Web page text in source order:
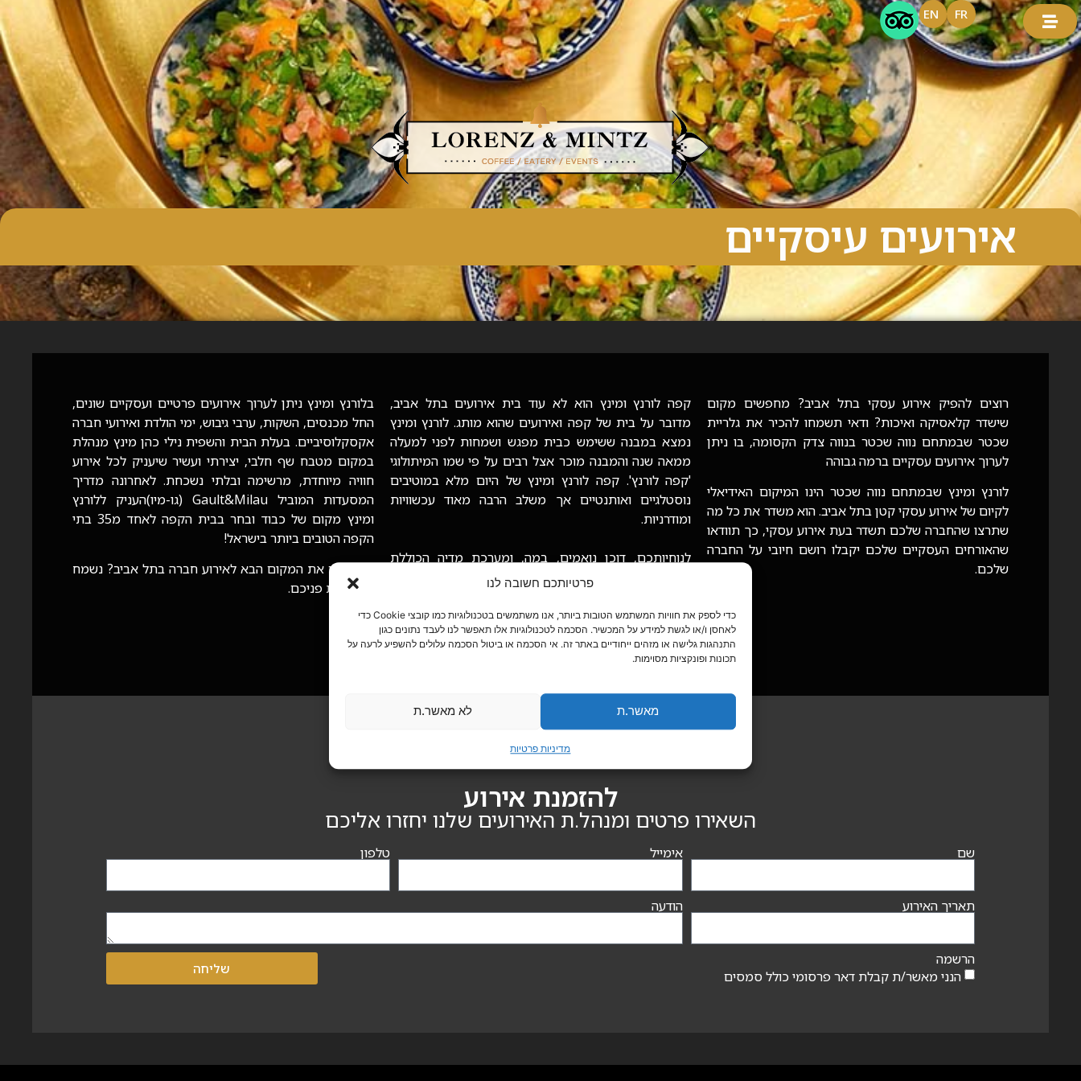
פרטיותכם חשובה לנו
כדי לספק את חוויות המשתמש הטובות ביותר, אנו משתמשים בטכנולוגיות כמו קובצי Cookie כדי
לאחסן ו/או לגשת למידע על המכשיר. הסכמה לטכנולוגיות אלו תאפשר לנו לעבד נתונים כגון
התנהגות גלישה או מזהים ייחודיים באתר זה. אי הסכמה או ביטול הסכמה עלולים להשפיע לרעה על
תכונות ופונקציות מסוימות.
מאשר.ת לא מאשר.ת
מדיניות פרטיות
FR
EN
אירועים עיסקיים
רוצים להפיק אירוע עסקי בתל אביב? מחפשים מקום
שישדר קלאסיקה ואיכות? ודאי תשמחו להכיר את גלריית
שכטר שבמתחם נווה שכטר בנווה צדק הקסומה, בו ניתן
לערוך אירועים עסקיים ברמה גבוהה
לורנץ ומינץ שבמתחם נווה שכטר הינו המיקום האידיאלי
לקיום של אירוע עסקי קטן בתל אביב. הוא משדר את כל מה
שתרצו שהחברה שלכם תשדר בעת אירוע עסקי, כך תוודאו
שהאורחים העסקיים שלכם יקבלו רושם חיובי על החברה
שלכם.
קפה לורנץ ומינץ הוא לא עוד בית אירועים בתל אביב,
מדובר על בית של קפה ואירועים שהוא מותג. לורנץ ומינץ
נמצא במבנה ששימש כבית מפגש ושמחות לפני למעלה
ממאה שנה והמבנה מוכר אצל רבים על פי שמו המיתולוגי
'קפה לורנץ'. קפה לורנץ ומינץ של היום מלא במוטיבים
נוסטלגיים ואותנטיים אך משלב הרבה מאוד עכשוויות
ומודרניות.
לנוחיותכם, דוכן נואמים, במה, ומערכת מדיה הכוללת
הגברה, מקרן ומסך. לורנץ ומינץ מארח אירועים עסקיים
130 שנה בחצר הקסומה המקושטת עץ בוגנווילות סגולות
או בגלריה אותנטית שטופת שמש בקומה העליונה.
בלורנץ ומינץ ניתן לערוך אירועים פרטיים ועסקיים שונים,
החל מכנסים, השקות, ערבי גיבוש, ימי הולדת ואירועי חברה
אקסקלוסיביים. בעלת הבית והשפית נילי כהן מינץ מנהלת
במקום מטבח שף חלבי, יצירתי ועשיר שיעניק לכל אירוע
חוויה מיוחדת, מרשימה ובלתי נשכחת. לאחרונה מדריך
המסעדות המוביל Gault&Milau (גו-מיו)העניק ללורנץ
ומינץ מקום של כבוד ובחר בבית הקפה לאחד מ35 בתי
הקפה הטובים ביותר בישראל!
מחפשים את המקום הבא לאירוע חברה בתל אביב? נשמח
לקבל את פניכם.
להזמנת אירוע
השאירו פרטים ומנהל.ת האירועים שלנו יחזרו אליכם
שם אימייל טלפון
תאריך האירוע הודעה
הרשמה
הנני מאשר/ת קבלת דאר פרסומי כולל סמסים
שליחה